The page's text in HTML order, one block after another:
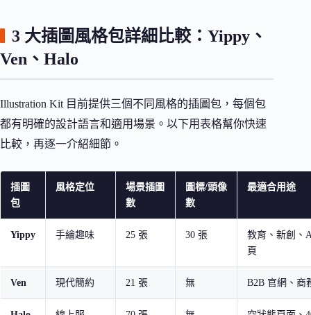
3 大插圖風格包詳細比較：Yippy、
Ven、Halo
Illustration Kit 目前提供三個不同風格的插圖包，每個包
都有明確的設計語言和適用場景。以下用表格幫你快速
比較，再逐一介紹細節。
插圖
包
風格定位
場景插圖
數
圖標/頭像
數
最適合用途
Yippy 手繪趣味 25 張 30 張
教育、新創、
頁
Ven 現代簡約 21 張 無 B2B 官網、商